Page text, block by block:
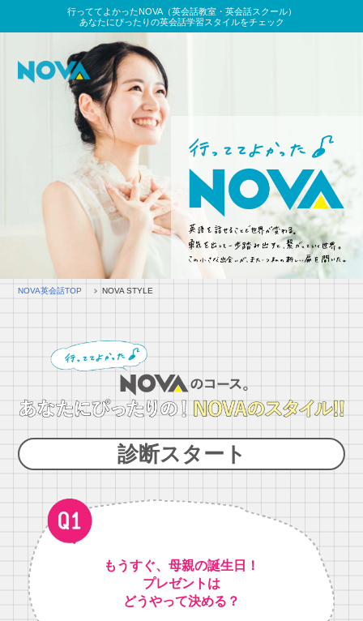
行っててよかったNOVA（英会話教室・英会話スクール）
あなたにぴったりの英会話学習スタイルをチェック
NOVA英会話TOP NOVA STYLE
診断スタート
もうすぐ、母親の誕生日！
プレゼントは
どうやって決める？